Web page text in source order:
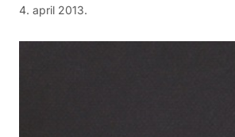
4. april 2013.